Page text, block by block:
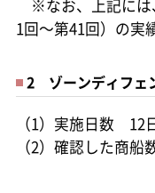
※なお、上記には
1回～第41回）の実
2 ゾーンディフェ
（1）実施日数 12
（2）確認した商